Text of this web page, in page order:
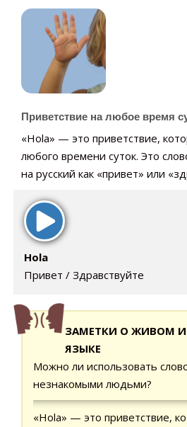
Приветствие на любое время
«Hola» — это приветствие,
любого времени суток. Это
на русский как «привет» или
Hola
Привет / Здравствуйте
ЗАМЕТКИ О ЖИВОМ
ЯЗЫКЕ
Можно ли использовать
незнакомыми людьми?
«Hola» — это приветствие,